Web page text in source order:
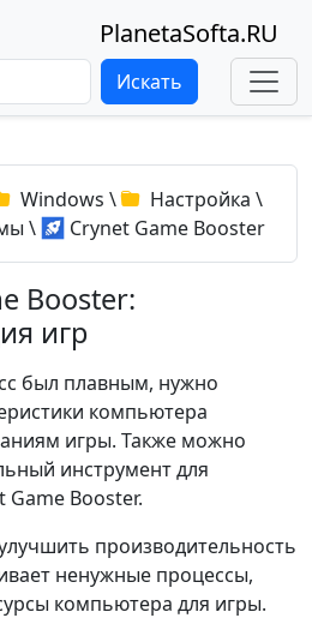
PlanetaSofta.RU
Искать
Windows \ Настройка \
\ Crynet Game Booster
Booster:
игр
был плавным, нужно
компьютера
игры. Также можно
инструмент для
Booster.
производительность
ненужные процессы,
компьютера для игры.